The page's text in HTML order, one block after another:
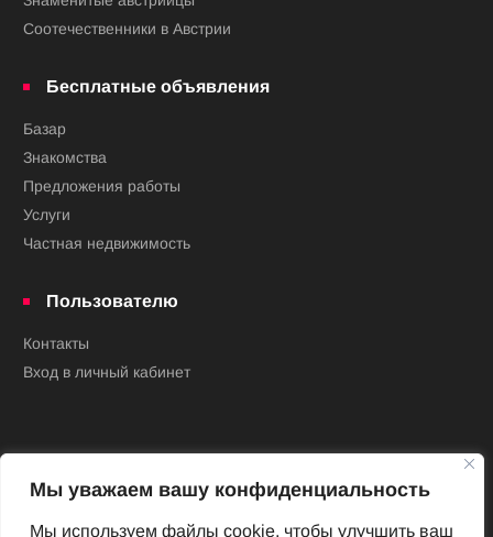
Мы уважаем вашу конфиденциальность
Мы используем файлы cookie, чтобы улучшить ваш
Соотечественники в Австрии
Бесплатные объявления
Базар
Знакомства
Предложения работы
Услуги
Частная недвижимость
Пользователю
Контакты
Вход в личный кабинет